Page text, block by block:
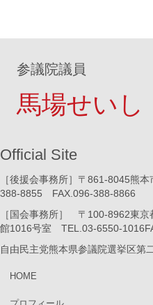
参議院議員
馬場せいし
Official Site
［後援会事務所］〒861-8045熊
388-8855 FAX.096-388-8866
［国会事務所］ 〒100-8962東
館1016号室 TEL.03-6550-
自由民主党熊本県参議院選挙区第
HOME